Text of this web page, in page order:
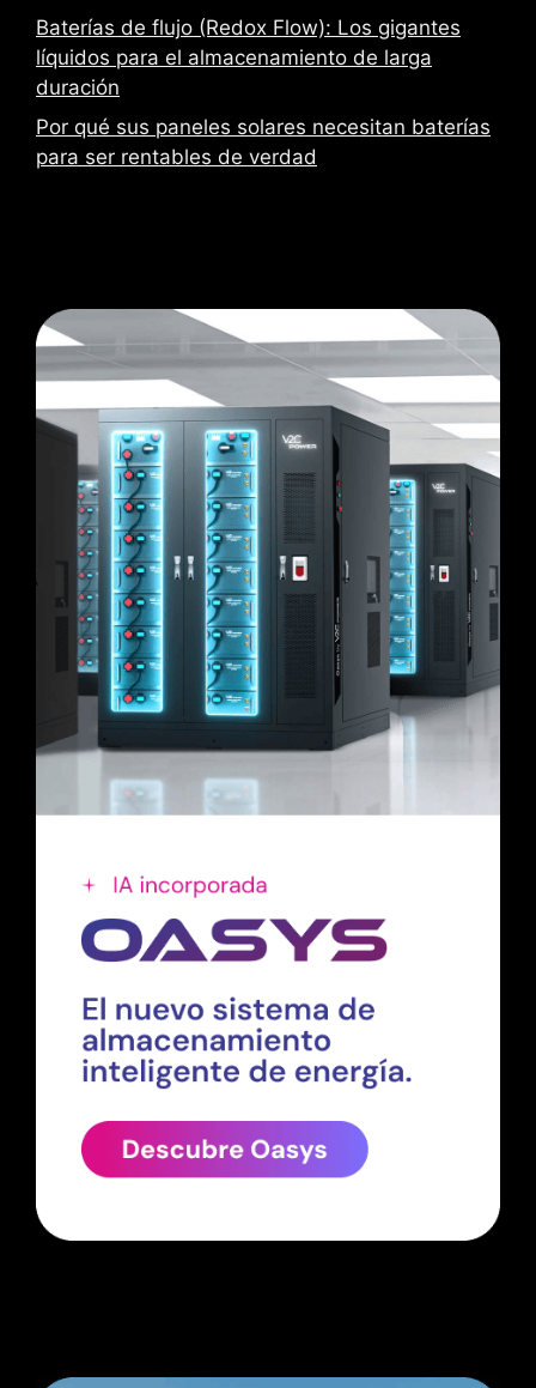
Baterías de flujo (Redox Flow): Los gigantes
líquidos para el almacenamiento de larga
duración
Por qué sus paneles solares necesitan baterías
para ser rentables de verdad